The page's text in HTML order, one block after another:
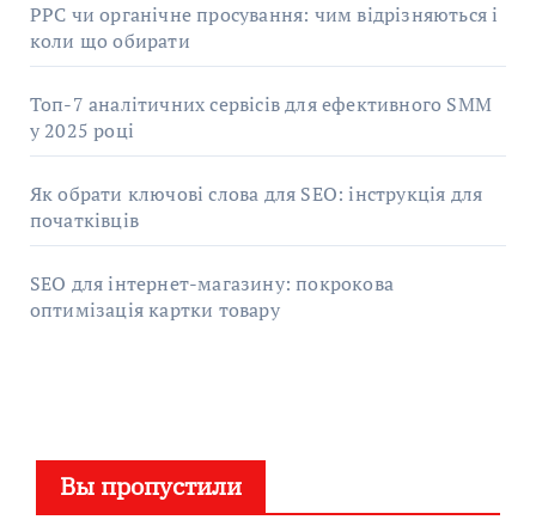
PPC чи органічне просування: чим відрізняються і
коли що обирати
Топ-7 аналітичних сервісів для ефективного SMM
у 2025 році
Як обрати ключові слова для SEO: інструкція для
початківців
SEO для інтернет-магазину: покрокова
оптимізація картки товару
Вы пропустили